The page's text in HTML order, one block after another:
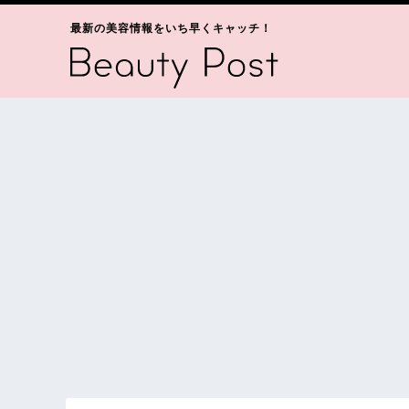
最新の美容情報をいち早くキャッチ！